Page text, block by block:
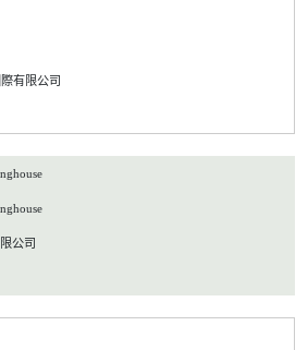
有限公司
公司